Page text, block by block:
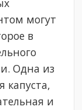
могут
в
Одна из
и